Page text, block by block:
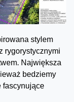
stylem
rygorystycznymi
Największa
bedziemy
fascynujące